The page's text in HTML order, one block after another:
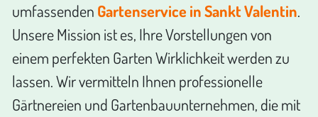
umfassenden Gartenservice in Sankt Valentin.
Unsere Mission ist es, Ihre Vorstellungen von
einem perfekten Garten Wirklichkeit werden zu
lassen. Wir vermitteln Ihnen professionelle
Gärtnereien und Gartenbauunternehmen, die mit